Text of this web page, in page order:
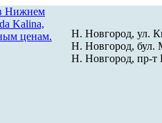
Н. Новгород, ул.
Н. Новгород, бул.
Н. Новгород, пр-т